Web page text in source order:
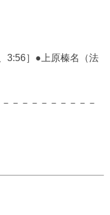
3:56］●上原榛名（法
－－－－－－－－－